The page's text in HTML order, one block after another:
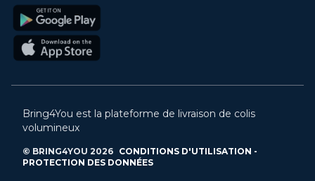
Bring4You est la plateforme de livraison de colis
volumineux
© BRING4YOU 2026 CONDITIONS D'UTILISATION -
PROTECTION DES DONNÉES